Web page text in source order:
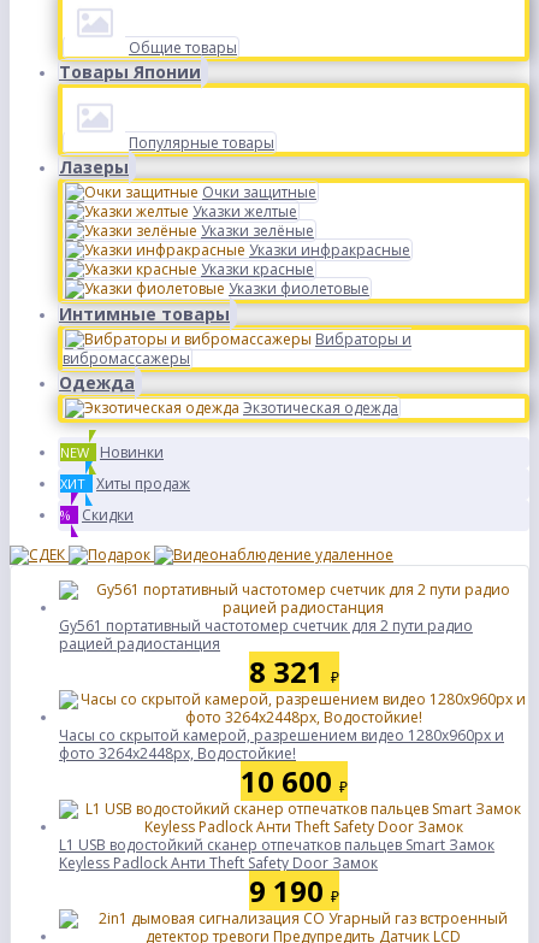
Общие товары
Товары Японии
Популярные товары
Лазеры
Очки защитные
Указки желтые
Указки зелёные
Указки инфракрасные
Указки красные
Указки фиолетовые
Интимные товары
Вибраторы и
вибромассажеры
Одежда
Экзотическая одежда
NEW Новинки
ХИТ Хиты продаж
% Скидки
Gy561 портативный частотомер счетчик для 2 пути радио
рацией радиостанция
8 321 ₽
Часы со скрытой камерой, разрешением видео 1280х960px и
фото 3264х2448px, Водостойкие!
10 600 ₽
L1 USB водостойкий сканер отпечатков пальцев Smart Замок
Keyless Padlock Анти Theft Safety Door Замок
9 190 ₽